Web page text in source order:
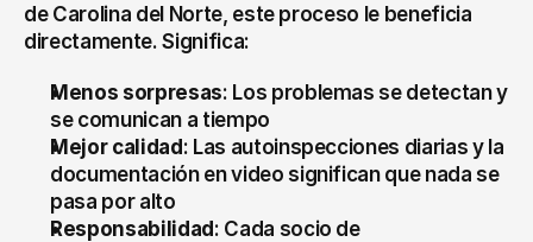
de Carolina del Norte, este proceso le beneficia
directamente. Significa:
Menos sorpresas: Los problemas se detectan y
se comunican a tiempo
Mejor calidad : Las autoinspecciones diarias y la
documentación en video significan que nada se
pasa por alto
Responsabilidad : Cada socio de